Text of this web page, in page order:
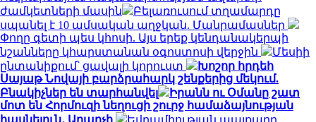
ժամկետների մասին
Բելառուսում տղամարդը
սպանել է 10 ամսական աղջկան. Մանրամասներ
Փողը գետի պես կհոսի. Այս երեք կենդանակերպի
նշանները կհարստանան օգոստոսի վերջին
Մեսիի
ընտանիքում՝ ցավալի կորուստ
Խոշոր հրդեհ
Սայաթ Նովայի բարձրահարկ շենքերից մեկում.
Բնակիչներ են տարհանվել
Իրանն ու Օմանը շատ
մոտ են Հորմուզի նեղուցի շուրջ համաձայնության
հասնելուն․ Արաղչի
Եվրամիության պայքարը